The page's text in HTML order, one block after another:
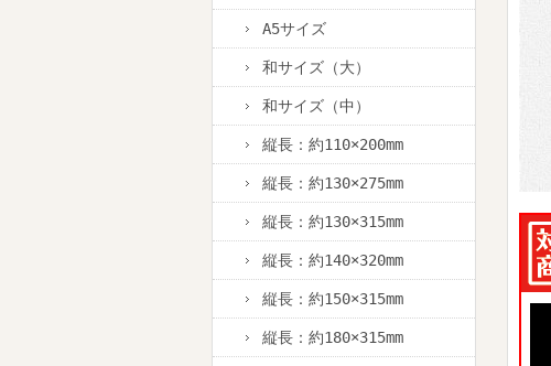
A5サイズ
和サイズ（大）
和サイズ（中）
縦長：約110×200mm
縦長：約130×275mm
縦長：約130×315mm
縦長：約140×320mm
縦長：約150×315mm
縦長：約180×315mm